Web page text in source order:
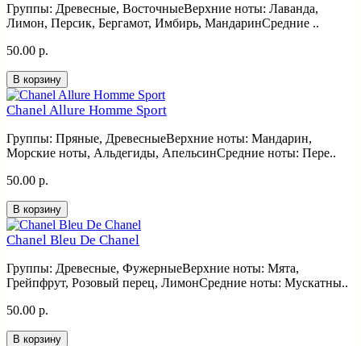
Группы: Древесные, ВосточныеВерхние ноты: Лаванда,
Лимон, Персик, Бергамот, Имбирь, МандаринСредние ..
50.00 р.
В корзину
Chanel Allure Homme Sport
Группы: Пряные, ДревесныеВерхние ноты: Мандарин,
Морские ноты, Альдегиды, АпельсинСредние ноты: Пере..
50.00 р.
В корзину
Chanel Bleu De Chanel
Группы: Древесные, ФужерныеВерхние ноты: Мята,
Грейпфрут, Розовый перец, ЛимонСредние ноты: Мускатны..
50.00 р.
В корзину